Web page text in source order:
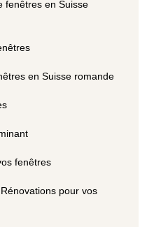
fenêtres en Suisse
en Suisse romande
fenêtres
pour vos